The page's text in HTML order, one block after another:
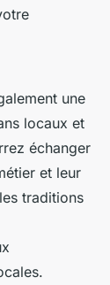
une
locaux et
échanger
et leur
traditions